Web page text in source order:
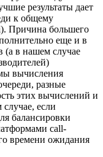
результаты дает
к общему
Причина большего
еще и в
(а в нашем случае
вычисления
разные
этих вычислений и
если
балансировки
call-
времени ожидания